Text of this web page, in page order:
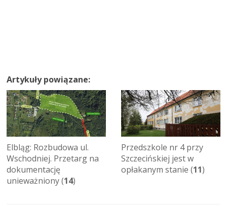
Artykuły powiązane:
Elbląg: Rozbudowa ul.
Wschodniej. Przetarg na
dokumentację
unieważniony (14)
Przedszkole nr 4 przy
Szczecińskiej jest w
opłakanym stanie (11)